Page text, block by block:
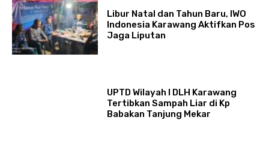
Libur Natal dan Tahun Baru, IWO
Indonesia Karawang Aktifkan Pos
Jaga Liputan
UPTD Wilayah I DLH Karawang
Tertibkan Sampah Liar di Kp
Babakan Tanjung Mekar